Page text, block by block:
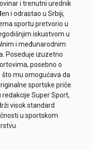
i trenutni urednik
i odrastao u Srbiji,
sportu pretvorio u
iskustvom u
i međunarodnim
Poseduje izuzetno
posebno o
mu omogućava da
sportske priče.
redakcije Super Sport,
visok standard
u sportskom